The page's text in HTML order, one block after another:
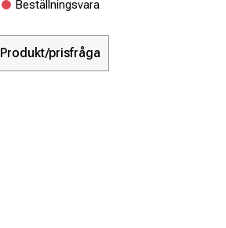
Beställningsvara
Produkt/prisfråga